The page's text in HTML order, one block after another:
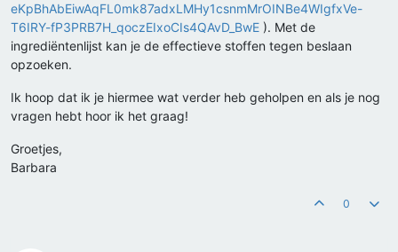
eKpBhAbEiwAqFL0mk87adxLMHy1csnmMrOINBe4WIgfxVe-
T6IRY-fP3PRB7H_qoczEIxoCIs4QAvD_BwE ). Met de
ingrediëntenlijst kan je de effectieve stoffen tegen beslaan
opzoeken.
Ik hoop dat ik je hiermee wat verder heb geholpen en als je nog
vragen hebt hoor ik het graag!
Groetjes,
Barbara
0